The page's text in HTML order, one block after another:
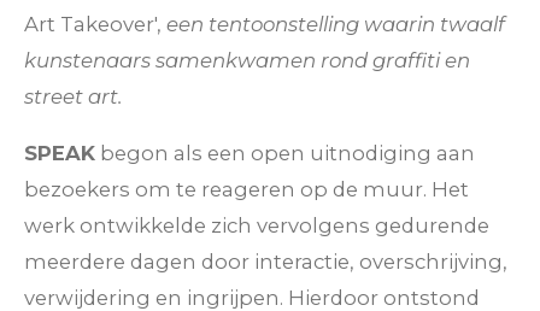
Art Takeover', een tentoonstelling waarin twaalf
kunstenaars samenkwamen rond graffiti en
street art.
SPEAK begon als een open uitnodiging aan
bezoekers om te reageren op de muur. Het
werk ontwikkelde zich vervolgens gedurende
meerdere dagen door interactie, overschrijving,
verwijdering en ingrijpen. Hierdoor ontstond